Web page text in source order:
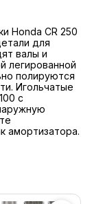
Honda CR 250
для
валы и
легированной
полируются
Игольчатые
с
амортизатора.